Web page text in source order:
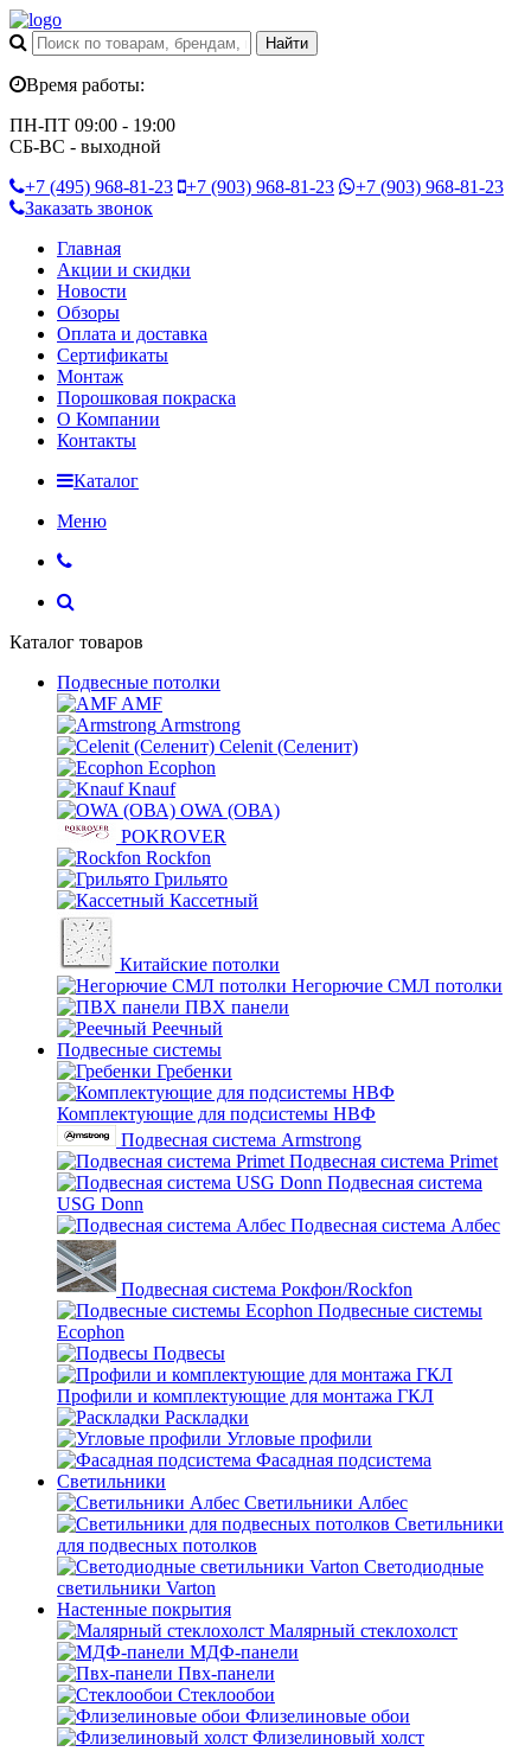
Время работы:
ПН-ПТ 09:00 - 19:00
СБ-ВС - выходной
+7 (495) 968-81-23 +7 (903) 968-81-23 +7 (903) 968-81-23
Заказать звонок
Главная
Акции и скидки
Новости
Обзоры
Оплата и доставка
Сертификаты
Монтаж
Порошковая покраска
О Компании
Контакты
Каталог
Меню
Каталог товаров
Подвесные потолки
AMF
Armstrong
Celenit (Селенит)
Ecophon
Knauf
OWA (ОВА)
POKROVER
Rockfon
Грильято
Кассетный
Китайские потолки
Негорючие СМЛ потолки
ПВХ панели
Реечный
Подвесные системы
Гребенки
Комплектующие для подсистемы НВФ
Подвесная система Armstrong
Подвесная система Primet
Подвесная система
USG Donn
Подвесная система Албес
Подвесная система Рокфон/Rockfon
Подвесные системы
Ecophon
Подвесы
Профили и комплектующие для монтажа ГКЛ
Раскладки
Угловые профили
Фасадная подсистема
Светильники
Светильники Албес
Светильники
для подвесных потолков
Светодиодные
светильники Varton
Настенные покрытия
Малярный стеклохолст
МДФ-панели
Пвх-панели
Стеклообои
Флизелиновые обои
Флизелиновый холст